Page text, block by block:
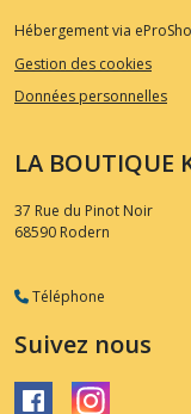
Hébergement via
Gestion des cookies
Données personnelles
LA BOUTIQUE
37 Rue du Pinot Noir
68590 Rodern
Téléphone
Suivez nous